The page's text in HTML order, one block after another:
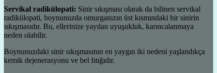
Servikal radikülopati: Sinir sıkışması olarak da bilinen servikal
radikülopati, boynunuzda omurganızın üst kısmındaki bir sinirin
sıkışmasıdır. Bu, ellerinize yayılan uyuşukluk, karıncalanmaya
neden olabilir.
Boynunuzdaki sinir sıkışmasının en yaygın iki nedeni yaşlandıkça
kemik dejenerasyonu ve bel fıtığıdır.